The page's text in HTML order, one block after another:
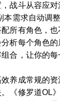
战斗从容应
本需求自动调
所有角色，
析每个角色
合，让你的每
养成常规的
《修罗道OL》